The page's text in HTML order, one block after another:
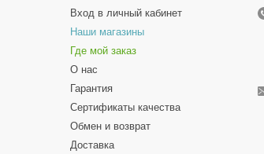
Вход в личный кабинет
Наши магазины
Где мой заказ
О нас
Гарантия
Сертификаты качества
Обмен и возврат
Доставка